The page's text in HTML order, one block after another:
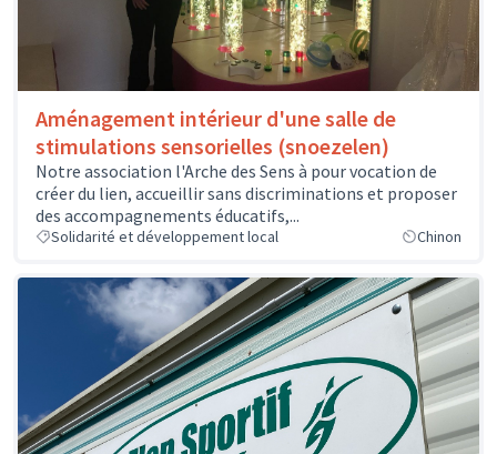
Aménagement intérieur d'une salle de
stimulations sensorielles (snoezelen)
Notre association l'Arche des Sens à pour vocation de
créer du lien, accueillir sans discriminations et proposer
des accompagnements éducatifs,...
Solidarité et développement local Chinon